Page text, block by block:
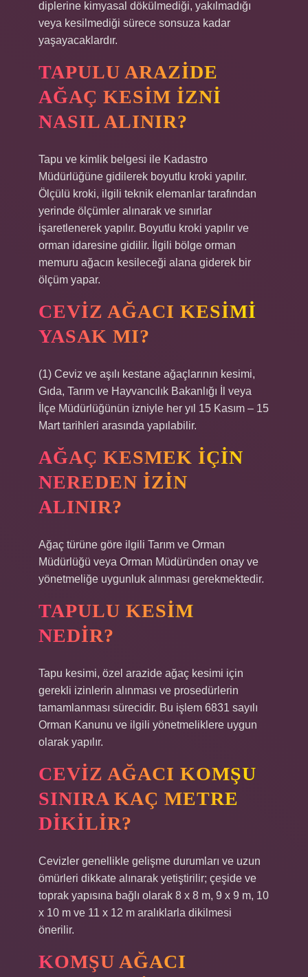
diplerine kimyasal dökülmediği, yakılmadığı
veya kesilmediği sürece sonsuza kadar
yaşayacaklardır.
TAPULU ARAZIDE
AĞAÇ KESIM IZNI
NASIL ALINIR?
Tapu ve kimlik belgesi ile Kadastro
Müdürlüğüne gidilerek boyutlu kroki yapılır.
Ölçülü kroki, ilgili teknik elemanlar tarafından
yerinde ölçümler alınarak ve sınırlar
işaretlenerek yapılır. Boyutlu kroki yapılır ve
orman idaresine gidilir. İlgili bölge orman
memuru ağacın kesileceği alana giderek bir
ölçüm yapar.
CEVIZ AĞACI KESIMI
YASAK MI?
(1) Ceviz ve aşılı kestane ağaçlarının kesimi,
Gıda, Tarım ve Hayvancılık Bakanlığı İl veya
İlçe Müdürlüğünün izniyle her yıl 15 Kasım – 15
Mart tarihleri ​​arasında yapılabilir.
AĞAÇ KESMEK IÇIN
NEREDEN IZIN
ALINIR?
Ağaç türüne göre ilgili Tarım ve Orman
Müdürlüğü veya Orman Müdüründen onay ve
yönetmeliğe uygunluk alınması gerekmektedir.
TAPULU KESIM
NEDIR?
Tapu kesimi, özel arazide ağaç kesimi için
gerekli izinlerin alınması ve prosedürlerin
tamamlanması sürecidir. Bu işlem 6831 sayılı
Orman Kanunu ve ilgili yönetmeliklere uygun
olarak yapılır.
CEVIZ AĞACI KOMŞU
SINIRA KAÇ METRE
DIKILIR?
Cevizler genellikle gelişme durumları ve uzun
ömürleri dikkate alınarak yetiştirilir; çeşide ve
toprak yapısına bağlı olarak 8 x 8 m, 9 x 9 m, 10
x 10 m ve 11 x 12 m aralıklarla dikilmesi
önerilir.
KOMŞU AĞACI